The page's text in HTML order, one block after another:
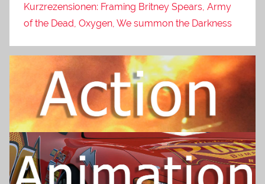
Kurzrezensionen: Framing Britney Spears, Army
of the Dead, Oxygen, We summon the Darkness